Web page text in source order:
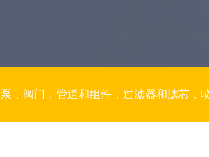
泵，阀门，管道和组件，过滤器和滤芯，